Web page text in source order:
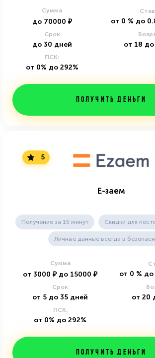
Сумма
до 70000 ₽ от 0 % до
Срок
до 30 дней от 18 до
ПСК:
от 0% до 292%
Получить деньги
5
Е-заем
Получение за 15 минут Скидки для
Личные данные всегда в
Сумма
от 3000 ₽ до 15000 ₽ от 0 % до
Срок
от 5 до 35 дней от 20
ПСК:
от 0% до 292%
Получить деньги